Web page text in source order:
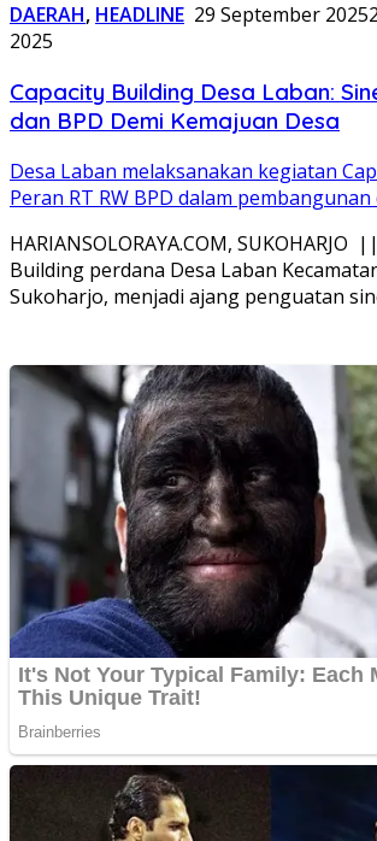
DAERAH, HEADLINE 29 September 2025
2025
Capacity Building Desa Laban:
dan BPD Demi Kemajuan Desa
Desa Laban melaksanakan kegiatan
Peran RT RW BPD dalam pembangunan
HARIANSOLORAYA.COM, SUKOHARJO
Building perdana Desa Laban
Sukoharjo, menjadi ajang penguatan